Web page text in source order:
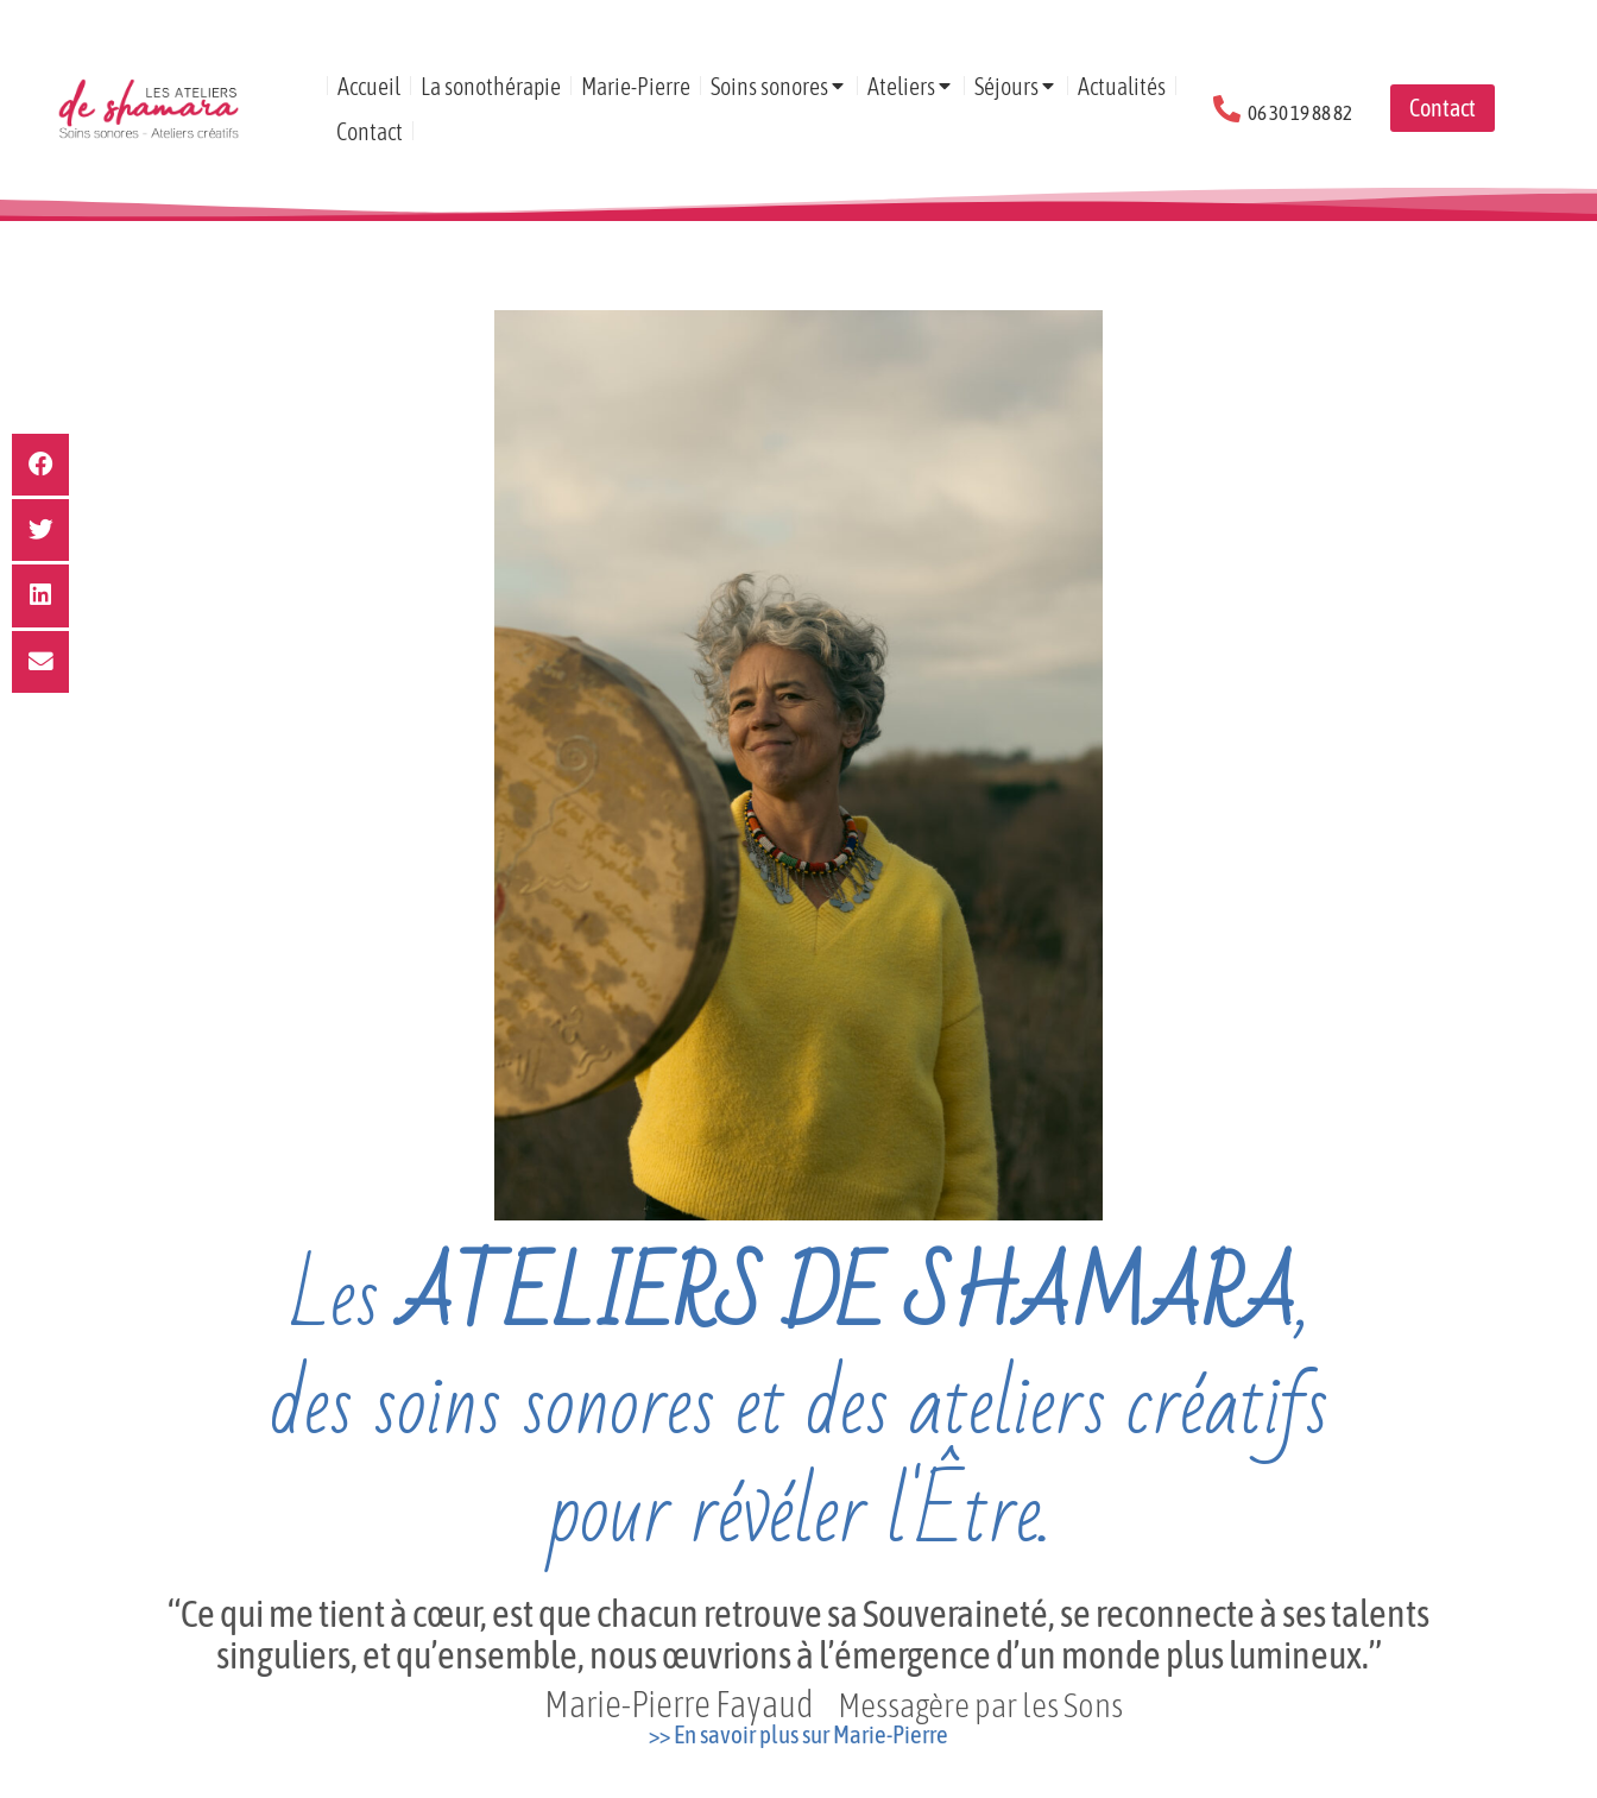
Accueil La sonothérapie Marie-Pierre Soins sonores Ateliers Séjours
Actualités
Contact
06 30 19 88 82 Contact
LesATELIERS DE SHAMARA,
des soins sonores et des ateliers créatifs
pour révéler l'Être.
“Ce qui me tient à cœur, est que chacun retrouve sa Souveraineté, se reconnecte à ses talents
singuliers, et qu’ensemble, nous œuvrions à l’émergence d’un monde plus lumineux.”
Marie-Pierre Fayaud Messagère par les Sons
>> En savoir plus sur Marie-Pierre